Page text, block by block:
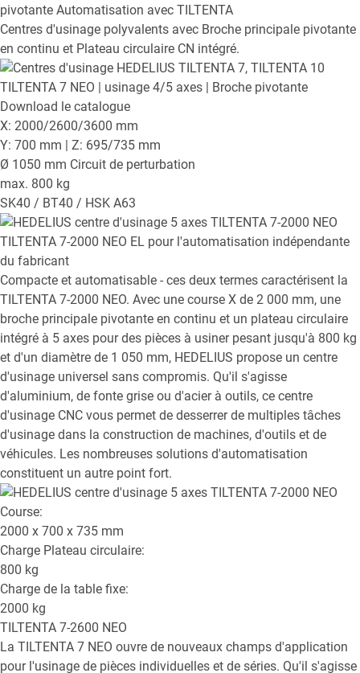
pivotante Automatisation avec TILTENTA
Centres d'usinage polyvalents avec Broche principale pivotante
en continu et Plateau circulaire CN intégré.
TILTENTA 7 NEO
| usinage 4/5 axes | Broche pivotante
Download le catalogue
X: 2000/2600/3600 mm
Y: 700 mm | Z: 695/735 mm
Ø 1050 mm Circuit de perturbation
max. 800 kg
SK40 / BT40 / HSK A63
TILTENTA 7-2000 NEO EL pour l'automatisation indépendante
du fabricant
Compacte et automatisable - ces deux termes caractérisent la
TILTENTA 7-2000 NEO. Avec une course X de 2 000 mm, une
broche principale pivotante en continu et un plateau circulaire
intégré à 5 axes pour des pièces à usiner pesant jusqu'à 800 kg
et d'un diamètre de 1 050 mm, HEDELIUS propose un centre
d'usinage universel sans compromis. Qu'il s'agisse
d'aluminium, de fonte grise ou d'acier à outils, ce centre
d'usinage CNC vous permet de desserrer de multiples tâches
d'usinage dans la construction de machines, d'outils et de
véhicules. Les nombreuses solutions d'automatisation
constituent un autre point fort.
Course:
2000 x 700 x 735 mm
Charge Plateau circulaire:
800 kg
Charge de la table fixe:
2000 kg
TILTENTA 7-2600 NEO
La TILTENTA 7 NEO ouvre de nouveaux champs d'application
pour l'usinage de pièces individuelles et de séries. Qu'il s'agisse